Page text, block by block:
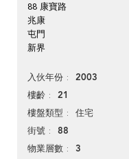
88 康寶路
兆康
屯門
新界
入伙年份 2003
樓齡 21
樓盤類型 住宅
街號 88
物業層數 3